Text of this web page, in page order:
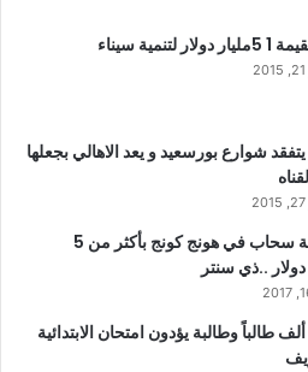
سيناء
شوارع بورسعيد و يعد الاهالي بجعلها
بيع ناطحة سحاب في هونج كونج بأكثر من 5
..ذي سنتر
56673 ألف طالباً وطالبة يؤدون امتحان الابتدائية